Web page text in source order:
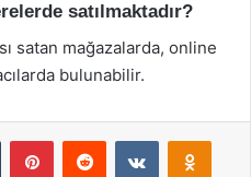
satılmaktadır?
satan mağazalarda, online
bulunabilir.
Tumblr PinterestReddit VKontakte